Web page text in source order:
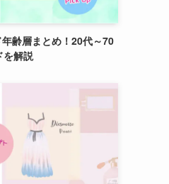
齢層まとめ！20代～70
を解説